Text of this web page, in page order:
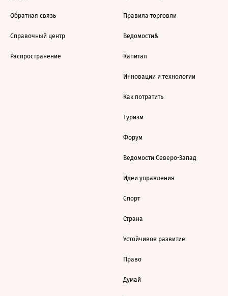
Обратная связь
Справочный центр
Распространение
Правила торговли
Ведомости&
Капитал
Инновации и технологии
Как потратить
Туризм
Форум
Ведомости Северо-Запад
Идеи управления
Спорт
Страна
Устойчивое развитие
Право
Думай